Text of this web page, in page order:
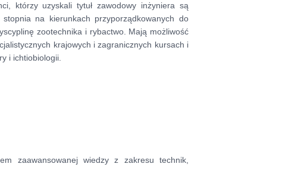
którzy uzyskali tytuł zawodowy inżyniera są
na kierunkach przyporządkowanych do
zootechnika i rybactwo. Mają możliwość
krajowych i zagranicznych kursach i
i ichtiobiologii.
zaawansowanej wiedzy z zakresu technik,